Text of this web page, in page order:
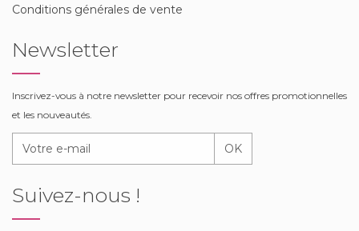
Conditions générales de vente
Newsletter
Inscrivez-vous à notre newsletter pour recevoir nos offres promotionnelles
et les nouveautés.
OK
Suivez-nous !